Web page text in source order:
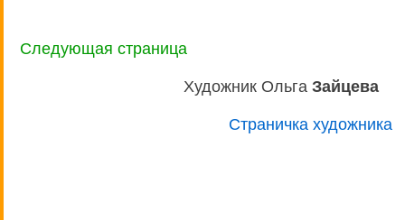
Следующая страница
Художник Ольга Зайцева
Страничка художника